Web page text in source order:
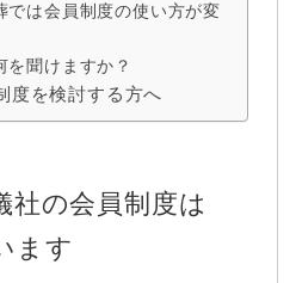
では会員制度の使い方が変
を聞けますか？
度を検討する方へ
社の会員制度は
ます